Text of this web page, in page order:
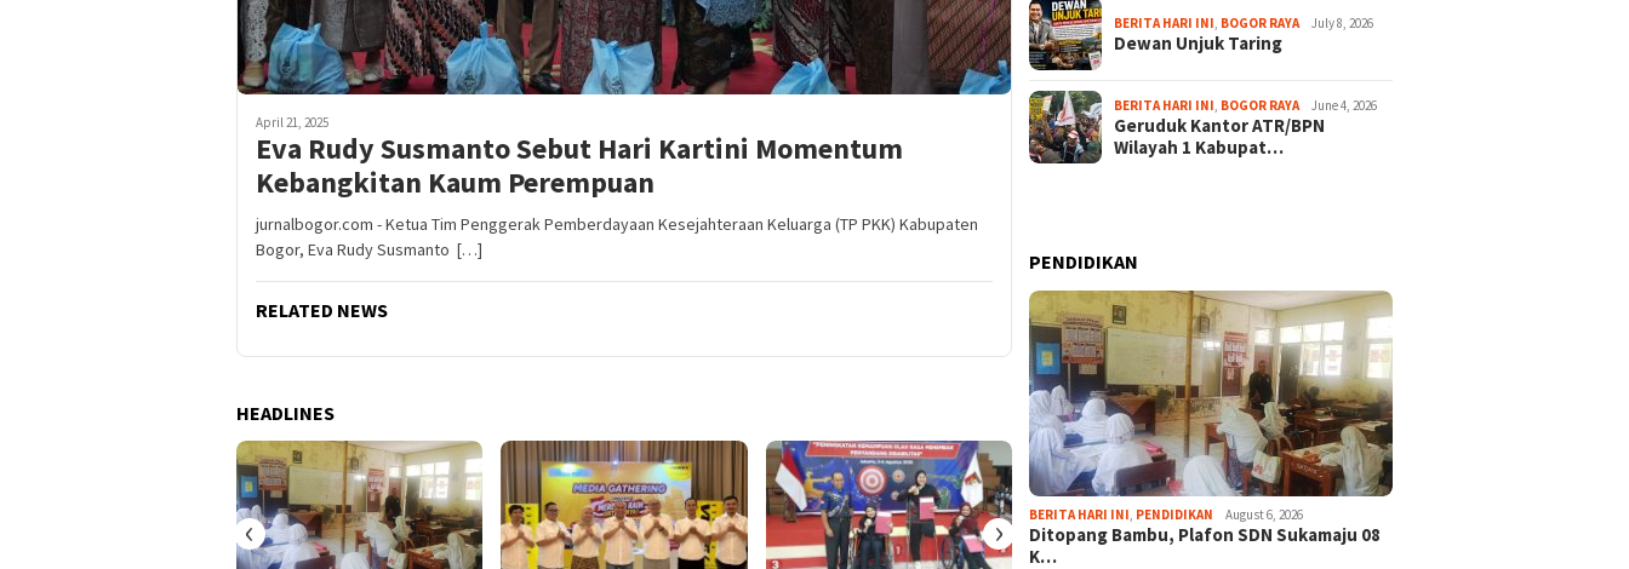
April 21, 2025
Eva Rudy Susmanto Sebut Hari Kartini Momentum
Kebangkitan Kaum Perempuan
jurnalbogor.com - Ketua Tim Penggerak Pemberdayaan Kesejahteraan Keluarga (TP PKK) Kabupaten
Bogor, Eva Rudy Susmanto […]
RELATED NEWS
HEADLINES
‹ ›
BERITA HARI INI BOGOR RAYA July 8, 2026
Dewan Unjuk Taring
BERITA HARI INI BOGOR RAYA June 4, 2026
Geruduk Kantor ATR/BPN
Wilayah 1 Kabupat…
PENDIDIKAN
BERITA HARI INI PENDIDIKAN August 6, 2026
Ditopang Bambu, Plafon SDN Sukamaju 08
K…